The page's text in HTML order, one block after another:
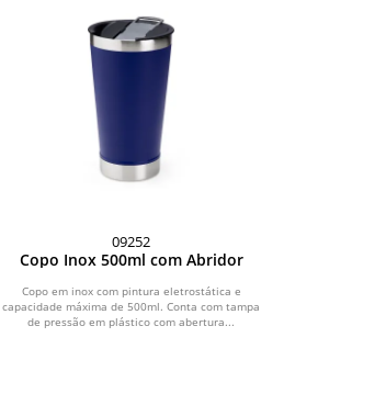
09252
Copo Inox 500ml com Abridor
Copo em inox com pintura eletrostática e
capacidade máxima de 500ml. Conta com tampa
de pressão em plástico com abertura...